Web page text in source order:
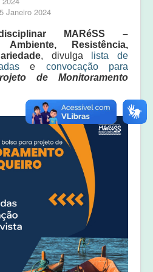
Janeiro 2024
MARéSS –
Resistência,
, divulga
lista de
e convocação para
de Monitoramento